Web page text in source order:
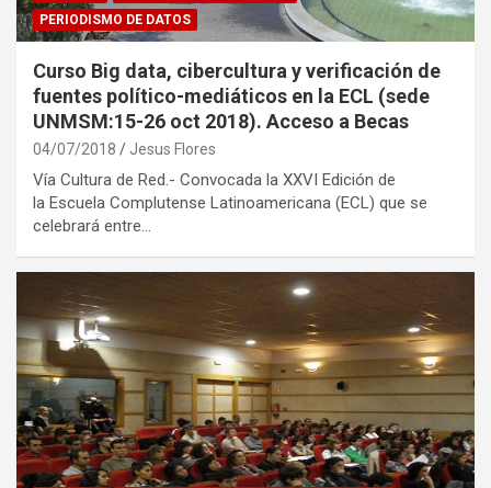
PERIODISMO DE DATOS
Curso Big data, cibercultura y verificación de
fuentes político-mediáticos en la ECL (sede
UNMSM:15-26 oct 2018). Acceso a Becas
04/07/2018 Jesus Flores
Vía Cultura de Red.- Convocada la XXVI Edición de
la Escuela Complutense Latinoamericana (ECL) que se
celebrará entre…